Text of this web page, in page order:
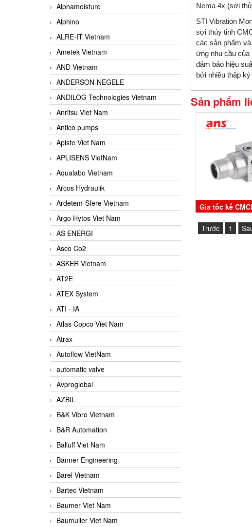
Alphamoisture
Alphino
ALRE-IT Vietnam
Ametek Vietnam
AND Vietnam
ANDERSON-NEGELE
ANDILOG Technologies Vietnam
Anritsu Viet Nam
Antico pumps
Apiste Viet Nam
APLISENS VietNam
Aqualabo Vietnam
Arcos Hydraulik
Ardetem-Sfere-Vietnam
Argo Hytos Viet Nam
AS ENERGI
Asco Co2
ASKER Vietnam
AT2E
ATEX System
ATI - IA
Atlas Copco Viet Nam
Atrax
Autoflow VietNam
automatic valve
Avproglobal
AZBIL
B&K Vibro Vietnam
B&R Automation
Balluff Viet Nam
Banner Engineering
Barel Vietnam
Bartec Vietnam
Baumer Viet Nam
Baumuller Viet Nam
Nema 4x (sợi
STI Vibration
sợi thủy tinh
các sản phẩm
ứng nhu cầu
đảm bảo hiệu
bởi nhiều thập
Sản phẩm
Gia tốc kế
M8 STI
Monitoring Inc
Trước 1